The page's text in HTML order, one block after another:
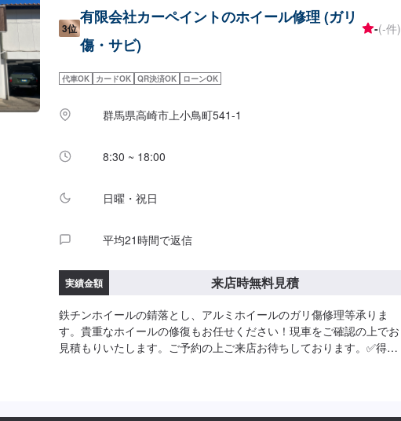
【1】オファーにてお問い合わせ【2】お見積り【3】お見積りにご納
得いただければ作業開始【4】仕上がり次第納車-----納期について-----
納期は通常2日～3日程度で納車となります。納期は前後する場合がご
をご用意しています。お車の作業中は代車をご利用ください。※代車
意、受付方法-----倉賀野バイパスを高崎方面に進み、宮原町交差点を
差点角に当店があります。入庫の際はお気をつけてお越しください。
駐車スペースは事務所前の空いているスペースに駐車してください。
案内いたします。【定休日・営業時間】定休日：日曜日、祝日、第二
3位
有限会社カーペイントのホイール修理 (ガリ
傷・サビ)
-(-件)
代車OK カードOK QR決済OK ローンOK
群馬県高崎市上小鳥町541-1
8:30 ~ 18:00
日曜・祝日
平均21時間で返信
実績金額 来店時無料見積
鉄チンホイールの錆落とし、アルミホイールのガリ傷修理等承りま
す。貴重なホイールの修復もお任せください！現車をご確認の上でお
見積もりいたします。ご予約の上ご来店お待ちしております。✅得意